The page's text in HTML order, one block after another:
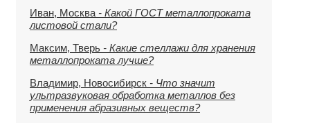
Иван, Москва - Какой ГОСТ металлопроката
листовой стали?
Максим, Тверь - Какие стеллажи для хранения
металлопроката лучше?
Владимир, Новосибирск - Что значит
ультразвуковая обработка металлов без
применения абразивных веществ?